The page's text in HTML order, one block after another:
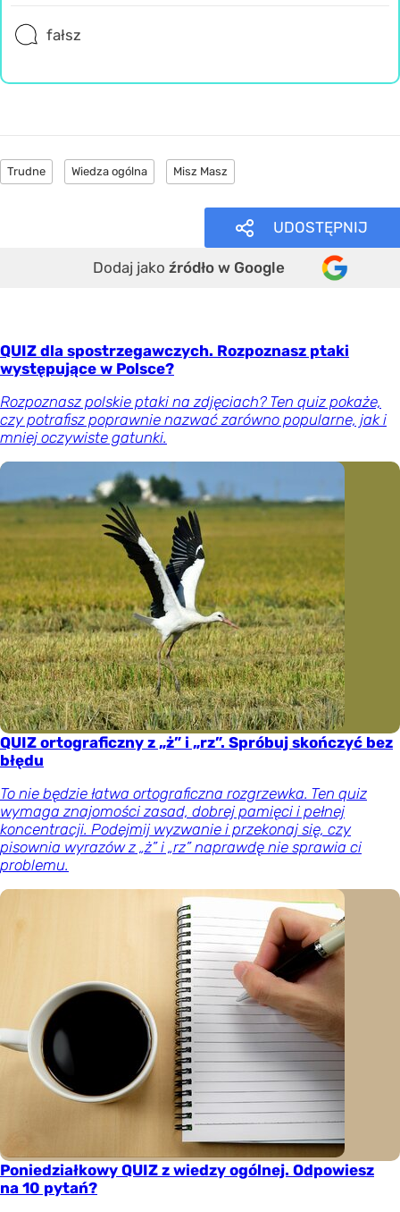
fałsz
Trudne Wiedza ogólna Misz Masz
UDOSTĘPNIJ
Dodaj jako źródło w Google
QUIZ dla spostrzegawczych. Rozpoznasz ptaki
występujące w Polsce?
Rozpoznasz polskie ptaki na zdjęciach? Ten quiz pokaże,
czy potrafisz poprawnie nazwać zarówno popularne, jak i
mniej oczywiste gatunki.
QUIZ ortograficzny z „ż” i „rz”. Spróbuj skończyć bez
błędu
To nie będzie łatwa ortograficzna rozgrzewka. Ten quiz
wymaga znajomości zasad, dobrej pamięci i pełnej
koncentracji. Podejmij wyzwanie i przekonaj się, czy
pisownia wyrazów z „ż” i „rz” naprawdę nie sprawia ci
problemu.
Poniedziałkowy QUIZ z wiedzy ogólnej. Odpowiesz
na 10 pytań?